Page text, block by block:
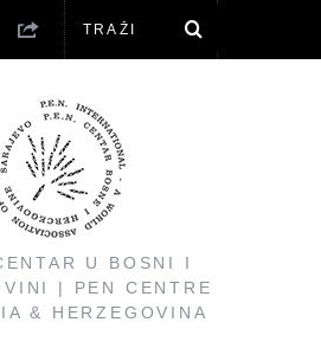
U BOSNI I
| PEN CENTRE
& HERZEGOVINA